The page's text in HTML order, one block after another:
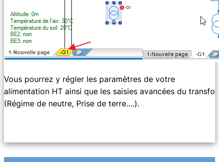
Vous pourrez y régler les paramètres de votre
alimentation HT ainsi que les saisies avancées du transfo
(Régime de neutre, Prise de terre….).